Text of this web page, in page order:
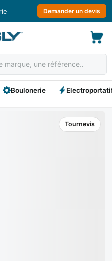
Demander un devis
Boulonerie
Tournevis